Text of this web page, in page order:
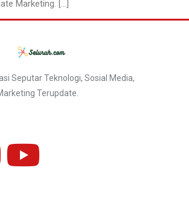
Marketing. […]
Seputar Teknologi, Sosial Media,
Terupdate.